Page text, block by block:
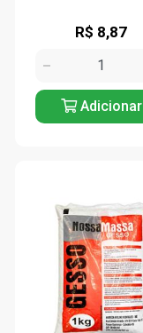
R$ 8,87
Adicionar